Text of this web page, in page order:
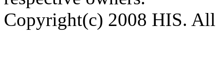
Copyright(c) 2008 HIS. All